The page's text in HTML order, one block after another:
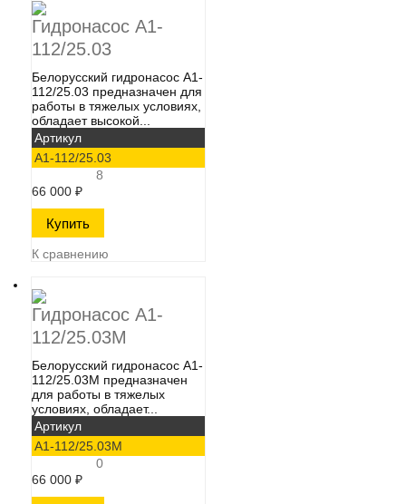
Гидронасос А1-
112/25.03
Белорусский гидронасос А1-
112/25.03​ предназначен для
работы в тяжелых условиях,
обладает высокой...
Артикул
А1-112/25.03
8
66 000 ₽
К сравнению
Гидронасос А1-
112/25.03М
Белорусский гидронасос А1-
112/25.03М​ предназначен
для работы в тяжелых
условиях, обладает...
Артикул
А1-112/25.03М
0
66 000 ₽